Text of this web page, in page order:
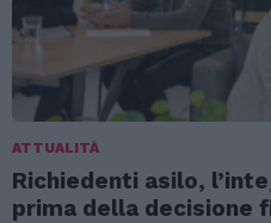
ATTUALITÀ
Richiedenti asilo,
prima della decisione